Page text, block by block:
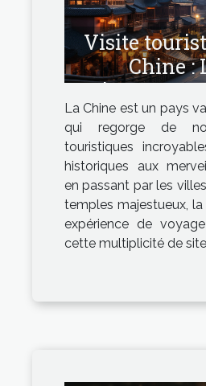
Visite
Chine :
La Chine est un pays
qui regorge de
touristiques
historiques aux
en passant par les
temples majestueux, la
expérience de
cette multiplicité de